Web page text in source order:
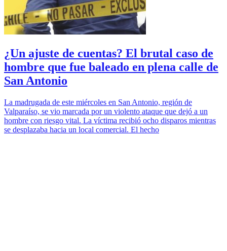
¿Un ajuste de cuentas? El brutal caso de
hombre que fue baleado en plena calle de
San Antonio
La madrugada de este miércoles en San Antonio, región de
Valparaíso, se vio marcada por un violento ataque que dejó a un
hombre con riesgo vital. La víctima recibió ocho disparos mientras
se desplazaba hacia un local comercial. El hecho